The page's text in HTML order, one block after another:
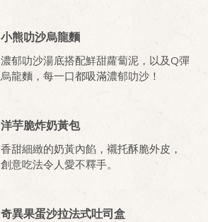
小熊叻沙烏龍麵
濃郁叻沙湯底搭配鮮甜蘿蔔泥，以及Q彈
烏龍麵，每一口都吸滿濃郁叻沙！
洋芋脆炸奶黃包
香甜細緻的奶黃內餡，襯托酥脆外皮，
創意吃法令人愛不釋手。
奇異果蛋沙拉法式吐司盒